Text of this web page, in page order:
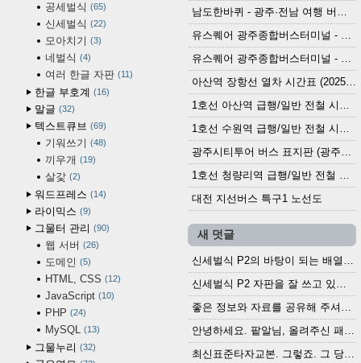
공세벌식 65
신세벌식 22
모아치기 3
네벌식 4
여러 한글 자판 11
한글 부호계 16
말글 32
텍스트큐브 69
기워쓰기 48
끼우개 19
살갗 2
워드프레스 14
라이믹스 9
그물터 관리 90
웹 서버 26
도메인 5
HTML, CSS 12
JavaScript 10
PHP 24
MySQL 13
그물누리 32
남도한바퀴 - 광주·전남 여행 버스 노선 (2026.3.1~5.31)
유스퀘어 광주종합버스터미널 - 곡성,순천／화순,보성,율포 방면 시외버스 시간표 (2026.1.31)
유스퀘어 광주종합버스터미널 - 담양, 순창, 남원, 무주, 장수, 거창, 대구 방면 시외버스 시간표 (2026...
아산역 장항선 열차 시간표 (2025.12.30 기준) (무궁화호, ITX-마음, 새마을호, 서해금빛열차)
1호선 아산역 급행/일반 전철 시간표 (2025.12.30~)
1호선 수원역 급행/일반 전철 시간표 (2025.12.30~)
광주시티투어 버스 표지판 (광주역 정류장) (2024?)
1호선 청량리역 급행/일반 전철 시간표 · 노선도 (2025.12.30~)
대전 지선버스 특구1 노선도
새 덧글
신세벌식 P2의 바탕이 되는 배열이나 주요 기능...
신세벌식 P2 자판을 잘 쓰고 있습니다. 쓰기 편리...
좋은 정보와 자료를 공유해 주셔서 고맙습니다....
안녕하세요. 팥알님, 올려주신 패치 여러모로 감사...
최신표준타자교본. 그렇죠. 그 당시에 최신 표준...